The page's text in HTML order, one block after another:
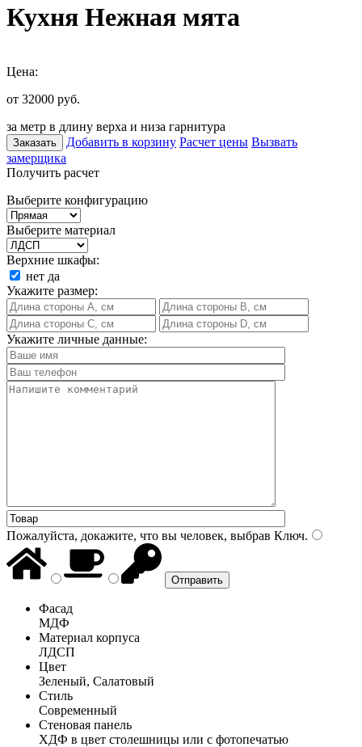
Кухня Нежная мята
Цена:
от 32000 руб.
за метр в длину верха и низа гарнитура
Заказать Добавить в корзину Расчет цены Вызвать
замерщика
Получить расчет
Выберите конфигурацию
Выберите материал
Верхние шкафы:
нет да
Укажите размер:
Укажите личные данные:
Пожалуйста, докажите, что вы человек, выбрав Ключ.
Фасад
МДФ
Материал корпуса
ЛДСП
Цвет
Зеленый, Салатовый
Стиль
Современный
Стеновая панель
ХДФ в цвет столешницы или с фотопечатью